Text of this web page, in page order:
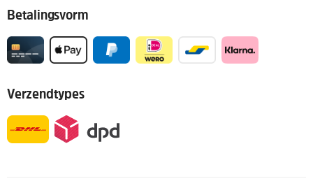
Betalingsvorm
Verzendtypes